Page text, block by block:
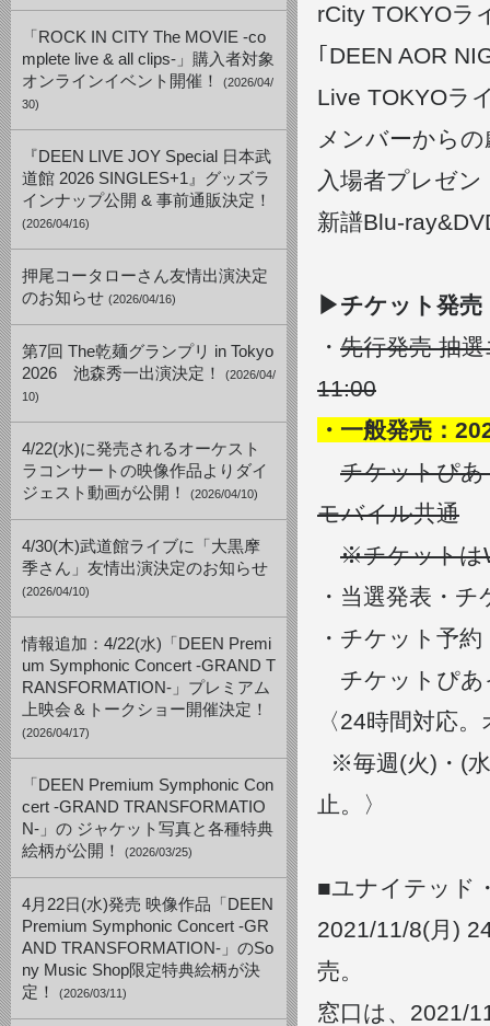
「ROCK IN CITY The MOVIE -co
mplete live & all clips-」購入者対象
オンラインイベント開催！
(2026/04/
30)
『DEEN LIVE JOY Special 日本武
道館 2026 SINGLES+1』グッズラ
インナップ公開 & 事前通販決定！
(2026/04/16)
押尾コータローさん友情出演決定
のお知らせ (2026/04/16)
第7回 The乾麺グランプリ in Tokyo
2026 池森秀一出演決定！
(2026/04/
10)
4/22(水)に発売されるオーケスト
ラコンサートの映像作品よりダイ
ジェスト動画が公開！
(2026/04/10)
4/30(木)武道館ライブに「大黒摩
季さん」友情出演決定のお知らせ
(2026/04/10)
情報追加：4/22(水)「DEEN Premi
um Symphonic Concert -GRAND T
RANSFORMATION-」プレミアム
上映会＆トークショー開催決定！
(2026/04/17)
「DEEN Premium Symphonic Con
cert -GRAND TRANSFORMATIO
N-」の ジャケット写真と各種特典
絵柄が公開！
(2026/03/25)
4月22日(水)発売 映像作品「DEEN
Premium Symphonic Concert -GR
AND TRANSFORMATION-」のSo
ny Music Shop限定特典絵柄が決
定！
(2026/03/11)
rCity TOKYOラ
｢ DEEN AOR
Live TOKYOラ
メンバーから
入場者プレゼン
新譜Blu-
▶︎チケット発売
・ 先行発売 抽
11:00
・ 一般発売：
チケットぴあ
モバイル共通
※チケットは
・当選発表・
・チケット予
チケットぴあ
〈24時間対応
※毎週(火)・(
止。〉
■ユナイテッド
2021/11/8(月)
売。
窓口は、2021/